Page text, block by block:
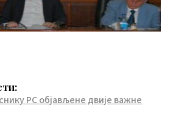
РС објављене двије важне